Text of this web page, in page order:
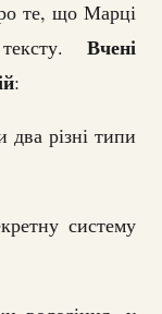
те, що Марці
Вчені
:
два різні типи
систему